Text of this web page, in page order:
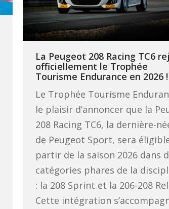
La Peugeot 208 Racing TC6
officiellement le Trophée
Tourisme Endurance en 2026 !
Le Trophée Tourisme
le plaisir d’annoncer que la
208 Racing TC6, la dernière-
de Peugeot Sport, sera
partir de la saison 2026 dans
catégories phares de la
: la 208 Sprint et la 206-208
Cette intégration